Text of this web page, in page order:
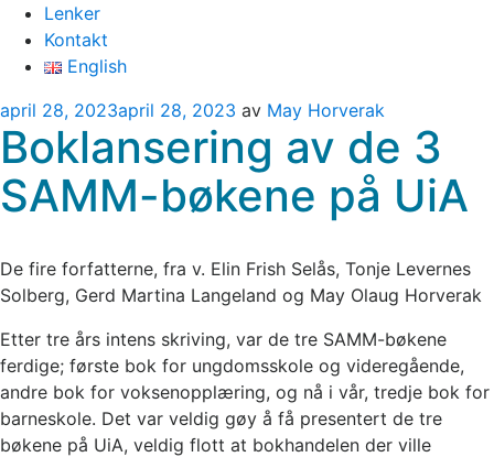
Lenker
Kontakt
English
Publisert
april 28, 2023april 28, 2023 av May Horverak
Boklansering av de 3
SAMM-bøkene på UiA
De fire forfatterne, fra v. Elin Frish Selås, Tonje Levernes
Solberg, Gerd Martina Langeland og May Olaug Horverak
Etter tre års intens skriving, var de tre SAMM-bøkene
ferdige; første bok for ungdomsskole og videregående,
andre bok for voksenopplæring, og nå i vår, tredje bok for
barneskole. Det var veldig gøy å få presentert de tre
bøkene på UiA, veldig flott at bokhandelen der ville